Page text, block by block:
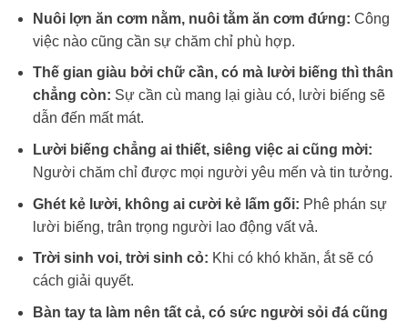
Nuôi lợn ăn cơm nằm, nuôi tằm ăn cơm đứng: Công
việc nào cũng cần sự chăm chỉ phù hợp.
Thế gian giàu bởi chữ cần, có mà lười biếng thì thân
chẳng còn: Sự cần cù mang lại giàu có, lười biếng sẽ
dẫn đến mất mát.
Lười biếng chẳng ai thiết, siêng việc ai cũng mời:
Người chăm chỉ được mọi người yêu mến và tin tưởng.
Ghét kẻ lười, không ai cười kẻ lấm gối: Phê phán sự
lười biếng, trân trọng người lao động vất vả.
Trời sinh voi, trời sinh cỏ: Khi có khó khăn, ắt sẽ có
cách giải quyết.
Bàn tay ta làm nên tất cả, có sức người sỏi đá cũng